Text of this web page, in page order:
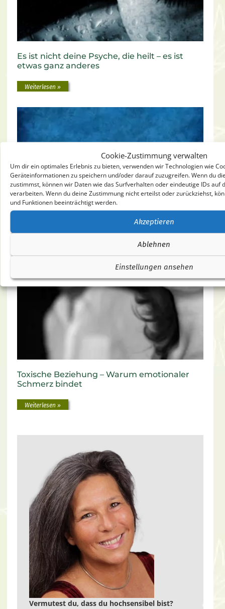
Cookie-Zustimmung verwalten
Um dir ein optimales Erlebnis zu bieten, verwenden wir Technologien wie
Geräteinformationen zu speichern und/oder darauf zuzugreifen. Wenn du
zustimmst, können wir Daten wie das Surfverhalten oder eindeutige IDs auf
verarbeiten. Wenn du deine Zustimmung nicht erteilst oder zurückziehst,
und Funktionen beeinträchtigt werden.
Akzeptieren
Ablehnen
Einstellungen ansehen
Es ist nicht deine Psyche, die heilt – es ist
etwas ganz anderes
Weiterlesen »
Grundursache jeder Abhängigkeit
Toxische Beziehung – Warum emotionaler
Schmerz bindet
Weiterlesen »
Vermutest du, dass du hochsensibel bist?